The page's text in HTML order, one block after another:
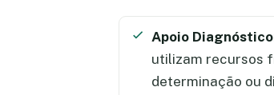
Apoio
utilizam recursos
determinação ou